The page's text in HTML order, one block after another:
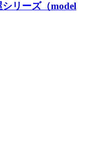
リーズ（model